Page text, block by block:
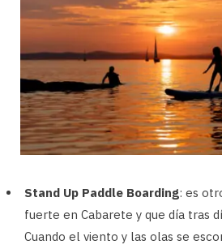
Stand Up Paddle Boarding: es
fuerte en Cabarete y que día tras
Cuando el viento y las olas se